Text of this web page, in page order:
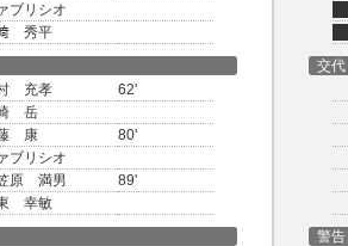
ブリシオ
秀平
充孝
62'
岳
康
80'
ブリシオ
原 満男
89'
幸敏
交代
警告